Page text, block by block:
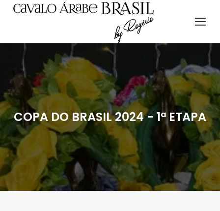
COPA DO BRASIL 2024 - 1ª ETAPA